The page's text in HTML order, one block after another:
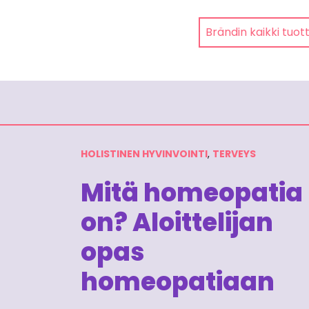
Brändin kaikki
HOLISTINEN HYVINVOINTI, TERVEYS
Mitä homeopatia
on? Aloittelijan
opas
homeopatiaan